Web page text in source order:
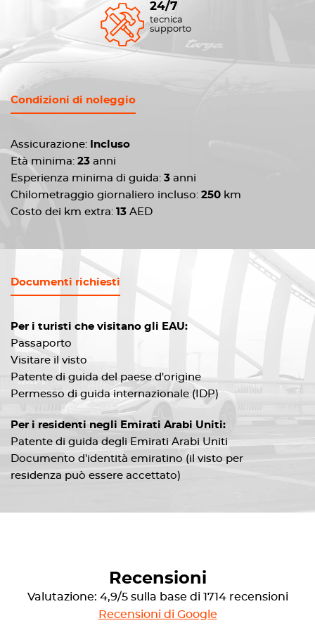
24/7
tecnica
supporto
Condizioni di noleggio
Assicurazione:
Incluso
Età minima: 23 anni
Esperienza minima di guida: 3 anni
Chilometraggio giornaliero incluso: 250 km
Costo dei km extra: 13 AED
Documenti richiesti
Per i turisti che visitano gli EAU:
Passaporto
Visitare il visto
Patente di guida del paese d'origine
Permesso di guida internazionale (IDP)
Per i residenti negli Emirati Arabi Uniti:
Patente di guida degli Emirati Arabi Uniti
Documento d'identità emiratino (il visto per
residenza può essere accettato)
Recensioni
Valutazione: 4,9/5 sulla base di 1714 recensioni
Recensioni di Google